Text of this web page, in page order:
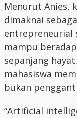
Menurut Anies,
dimaknai
entrepreneurial
mampu
sepanjang
mahasiswa
bukan
“Artificial